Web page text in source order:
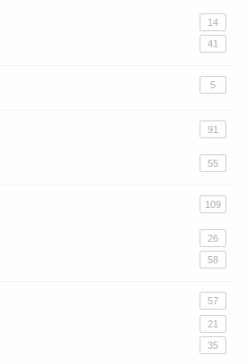
14
41
5
91
55
109
26
58
57
21
35